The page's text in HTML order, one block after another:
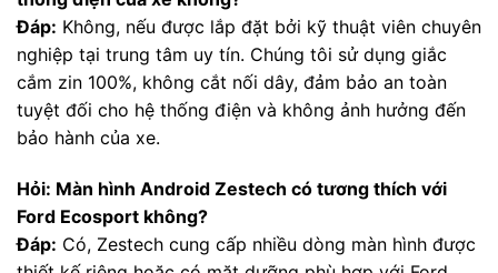
Đáp: Không, nếu được lắp đặt bởi kỹ thuật viên chuyên
nghiệp tại trung tâm uy tín. Chúng tôi sử dụng giắc
cắm zin 100%, không cắt nối dây, đảm bảo an toàn
tuyệt đối cho hệ thống điện và không ảnh hưởng đến
bảo hành của xe.
Hỏi: Màn hình Android Zestech có tương thích với
Ford Ecosport không?
Đáp: Có, Zestech cung cấp nhiều dòng màn hình được